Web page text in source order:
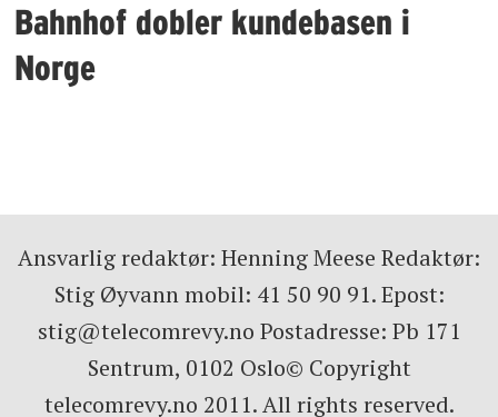
Bahnhof dobler kundebasen i
Norge
Ansvarlig redaktør: Henning Meese Redaktør:
Stig Øyvann mobil: 41 50 90 91. Epost:
stig@telecomrevy.no Postadresse: Pb 171
Sentrum, 0102 Oslo© Copyright
telecomrevy.no 2011. All rights reserved.